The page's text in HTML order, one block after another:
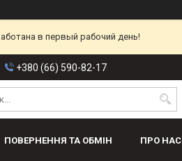
в первый рабочий день!
+380 (66) 590-82-17
ПОВЕРНЕННЯ ТА ОБМІН ПРО НАС